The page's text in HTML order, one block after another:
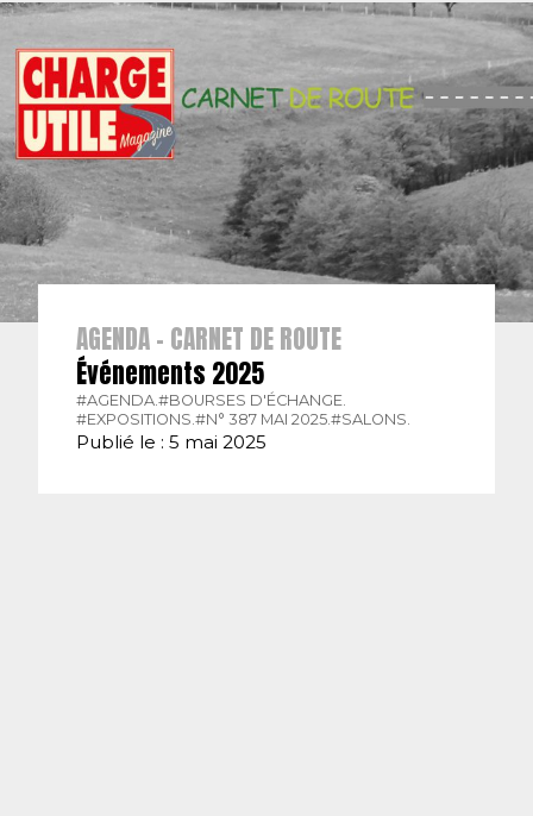
AGENDA - CARNET DE ROUTE
Événements 2025
#AGENDA. #BOURSES D'ÉCHANGE.
#EXPOSITIONS. #N° 387 MAI 2025. #SALONS.
Publié le : 5 mai 2025